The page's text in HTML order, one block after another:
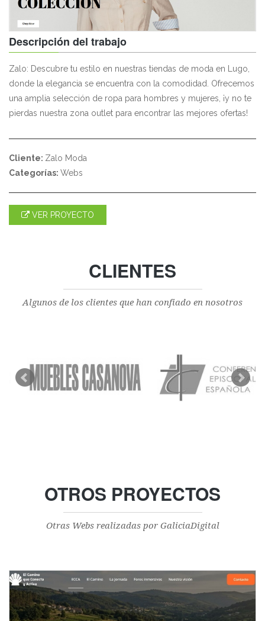
Descripción del trabajo
Zalo: Descubre tu estilo en nuestras tiendas de moda en Lugo,
donde la elegancia se encuentra con la comodidad. Ofrecemos
una amplia selección de ropa para hombres y mujeres, ¡y no te
pierdas nuestra zona outlet para encontrar las mejores ofertas!
Cliente: Zalo Moda
Categorías: Webs
VER PROYECTO
CLIENTES
Algunos de los clientes que han confiado en nosotros
OTROS PROYECTOS
Otras Webs realizadas por GaliciaDigital